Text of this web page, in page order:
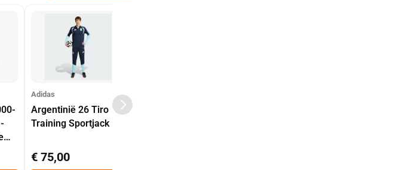
Adidas
Argentinië 26 Tiro
Training Sportjack
€ 75,00